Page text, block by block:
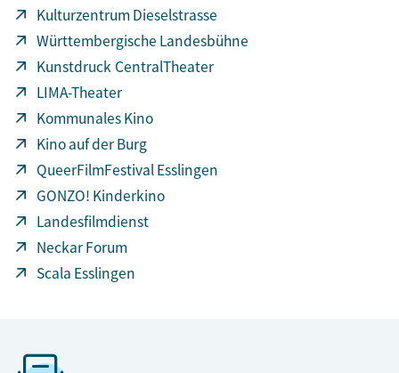
Kulturzentrum Dieselstrasse
Württembergische Landesbühne
Kunstdruck CentralTheater
LIMA-Theater
Kommunales Kino
Kino auf der Burg
QueerFilmFestival Esslingen
GONZO! Kinderkino
Landesfilmdienst
Neckar Forum
Scala Esslingen